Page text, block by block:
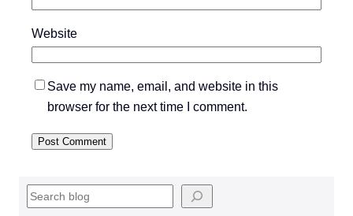
Website
Save my name, email, and website in this
browser for the next time I comment.
S